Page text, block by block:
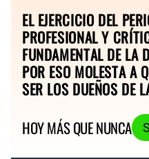
EL EJERCICIO DEL
PROFESIONAL Y
FUNDAMENTAL DE LA
POR ESO MOLESTA A
SER LOS DUEÑOS DE
HOY MÁS QUE NUNCA